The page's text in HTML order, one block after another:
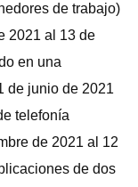
de trabajo)
2021 al 13 de
en una
de junio de 2021
telefonía
de 2021 al 12
de dos